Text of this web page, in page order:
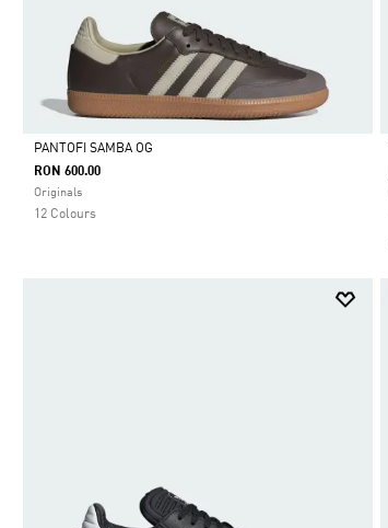
Da
PANTOFI SAMBA OG
RON 600.00
Originals
12 Colours